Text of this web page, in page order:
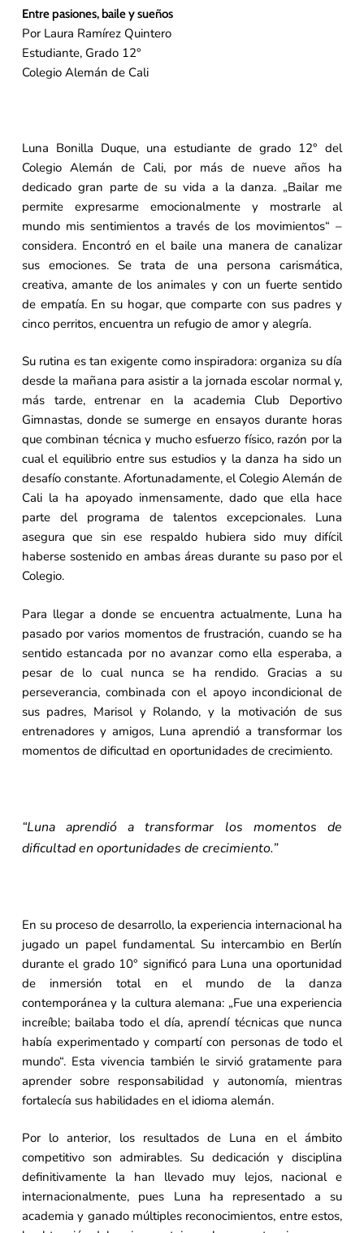
Entre pasiones, baile y sueños
Por Laura Ramírez Quintero
Estudiante, Grado 12°
Colegio Alemán de Cali
Luna Bonilla Duque, una estudiante de grado 12° del
Colegio Alemán de Cali, por más de nueve años ha
dedicado gran parte de su vida a la danza. „Bailar me
permite expresarme emocionalmente y mostrarle al
mundo mis sentimientos a través de los movimientos“ –
considera. Encontró en el baile una manera de canalizar
sus emociones. Se trata de una persona carismática,
creativa, amante de los animales y con un fuerte sentido
de empatía. En su hogar, que comparte con sus padres y
cinco perritos, encuentra un refugio de amor y alegría.
Su rutina es tan exigente como inspiradora: organiza su día
desde la mañana para asistir a la jornada escolar normal y,
más tarde, entrenar en la academia Club Deportivo
Gimnastas, donde se sumerge en ensayos durante horas
que combinan técnica y mucho esfuerzo físico, razón por la
cual el equilibrio entre sus estudios y la danza ha sido un
desafío constante. Afortunadamente, el Colegio Alemán de
Cali la ha apoyado inmensamente, dado que ella hace
parte del programa de talentos excepcionales. Luna
asegura que sin ese respaldo hubiera sido muy difícil
haberse sostenido en ambas áreas durante su paso por el
Colegio.
Para llegar a donde se encuentra actualmente, Luna ha
pasado por varios momentos de frustración, cuando se ha
sentido estancada por no avanzar como ella esperaba, a
pesar de lo cual nunca se ha rendido. Gracias a su
perseverancia, combinada con el apoyo incondicional de
sus padres, Marisol y Rolando, y la motivación de sus
entrenadores y amigos, Luna aprendió a transformar los
momentos de dificultad en oportunidades de crecimiento.
“Luna aprendió a transformar los momentos de
dificultad en oportunidades de crecimiento.”
En su proceso de desarrollo, la experiencia internacional ha
jugado un papel fundamental. Su intercambio en Berlín
durante el grado 10° significó para Luna una oportunidad
de inmersión total en el mundo de la danza
contemporánea y la cultura alemana: „Fue una experiencia
increíble; bailaba todo el día, aprendí técnicas que nunca
había experimentado y compartí con personas de todo el
mundo“. Esta vivencia también le sirvió gratamente para
aprender sobre responsabilidad y autonomía, mientras
fortalecía sus habilidades en el idioma alemán.
Por lo anterior, los resultados de Luna en el ámbito
competitivo son admirables. Su dedicación y disciplina
definitivamente la han llevado muy lejos, nacional e
internacionalmente, pues Luna ha representado a su
academia y ganado múltiples reconocimientos, entre estos,